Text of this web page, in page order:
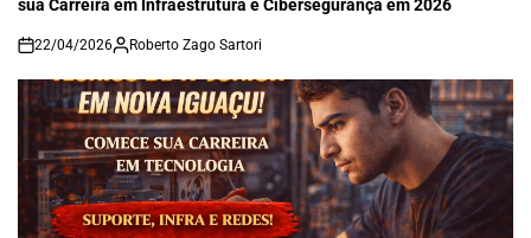
sua Carreira em Infraestrutura e Cibersegurança em 2026
on
22/04/2026 Roberto Zago Sartori